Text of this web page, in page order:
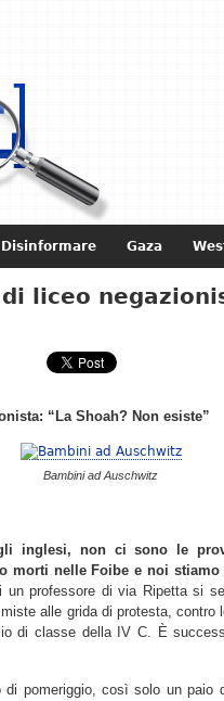
Disinformare Gaza
Israeleliceo
“La Shoah? Non esiste”
Bambini ad Auschwitz
inglesi, non ci sono le
morti nelle Foibe e noi stiamo
un professore di via Ripetta si
alle grida di protesta, contro
di classe della IV C. È
pomeriggio, così solo un paio